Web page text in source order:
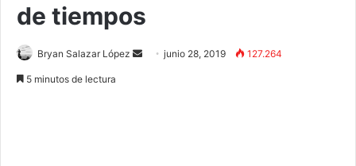
de tiempos
Bryan Salazar López junio 28, 2019 127.264
5 minutos de lectura